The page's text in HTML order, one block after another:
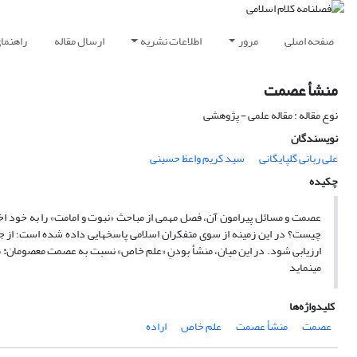
صفحه اصلی مرور اطلاعات نشریه ارسال مقاله
منشأ عصمت
نوع مقاله : مقاله علمی - پژوهشی
نویسندگان
علی ربانی گلپایگانی
سید کریم واعظ حسینی
چکیده
عصمت و مسائل پیرامون آن، فصل مهمی از مباحث «نبوت و امامت» را به
چیست؟ در این زمینه از سوی متفکران اسلامی پاسخ‏هایی داده شده است؛
ارزیابی شود. در این میان، منشأ بودنِ «علم خاص» نسبت به عصمت معصومان:
می‏نماید
کلیدواژه‌ها
عصمت
منشأ عصمت علم خاص اراده